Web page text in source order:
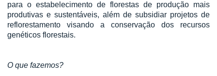
para o estabelecimento de florestas de produção mais
produtivas e sustentáveis, além de subsidiar projetos de
reflorestamento visando a conservação dos recursos
genéticos florestais.
O que fazemos?